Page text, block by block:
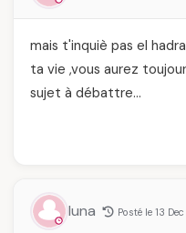
mais t'inquiè pas el
ta vie ,vous aurez
sujet à débattre…
luna Posté le 13